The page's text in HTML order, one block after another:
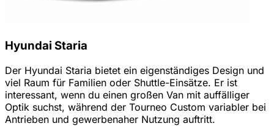
Hyundai Staria
Der Hyundai Staria bietet ein eigenständiges Design und
viel Raum für Familien oder Shuttle-Einsätze. Er ist
interessant, wenn du einen großen Van mit auffälliger
Optik suchst, während der Tourneo Custom variabler bei
Antrieben und gewerbenaher Nutzung auftritt.